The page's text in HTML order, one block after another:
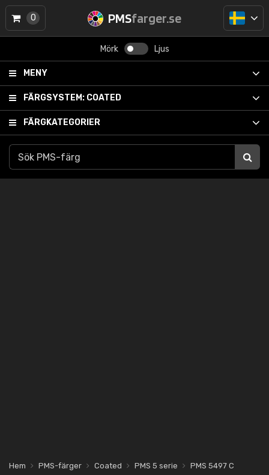
PMSfarger.se
Mörk Ljus
MENY
FÄRGSYSTEM: COATED
FÄRGKATEGORIER
0
Hem PMS-färger Coated PMS 5 serie PMS 5497 C